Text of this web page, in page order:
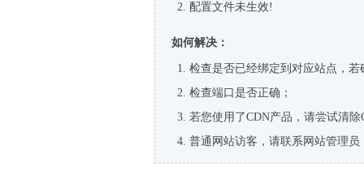
配置文件未生效!
如何解决：
检查是否已经绑定到对应站点，
检查端口是否正确；
若您使用了CDN产品，请尝试清除
普通网站访客，请联系网站管理员